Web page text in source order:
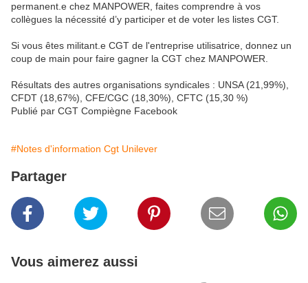
permanent.e chez MANPOWER, faites comprendre à vos
collègues la nécessité d’y participer et de voter les listes CGT.
Si vous êtes militant.e CGT de l'entreprise utilisatrice, donnez un
coup de main pour faire gagner la CGT chez MANPOWER.
Résultats des autres organisations syndicales : UNSA (21,99%),
CFDT (18,67%), CFE/CGC (18,30%), CFTC (15,30 %)
Publié par CGT Compiègne Facebook
#Notes d'information Cgt Unilever
Partager
Vous aimerez aussi